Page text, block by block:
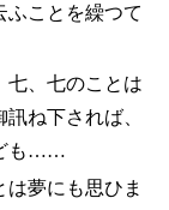
ことを繰つて
、七のことは
ね下されば、
も……
夢にも思ひま